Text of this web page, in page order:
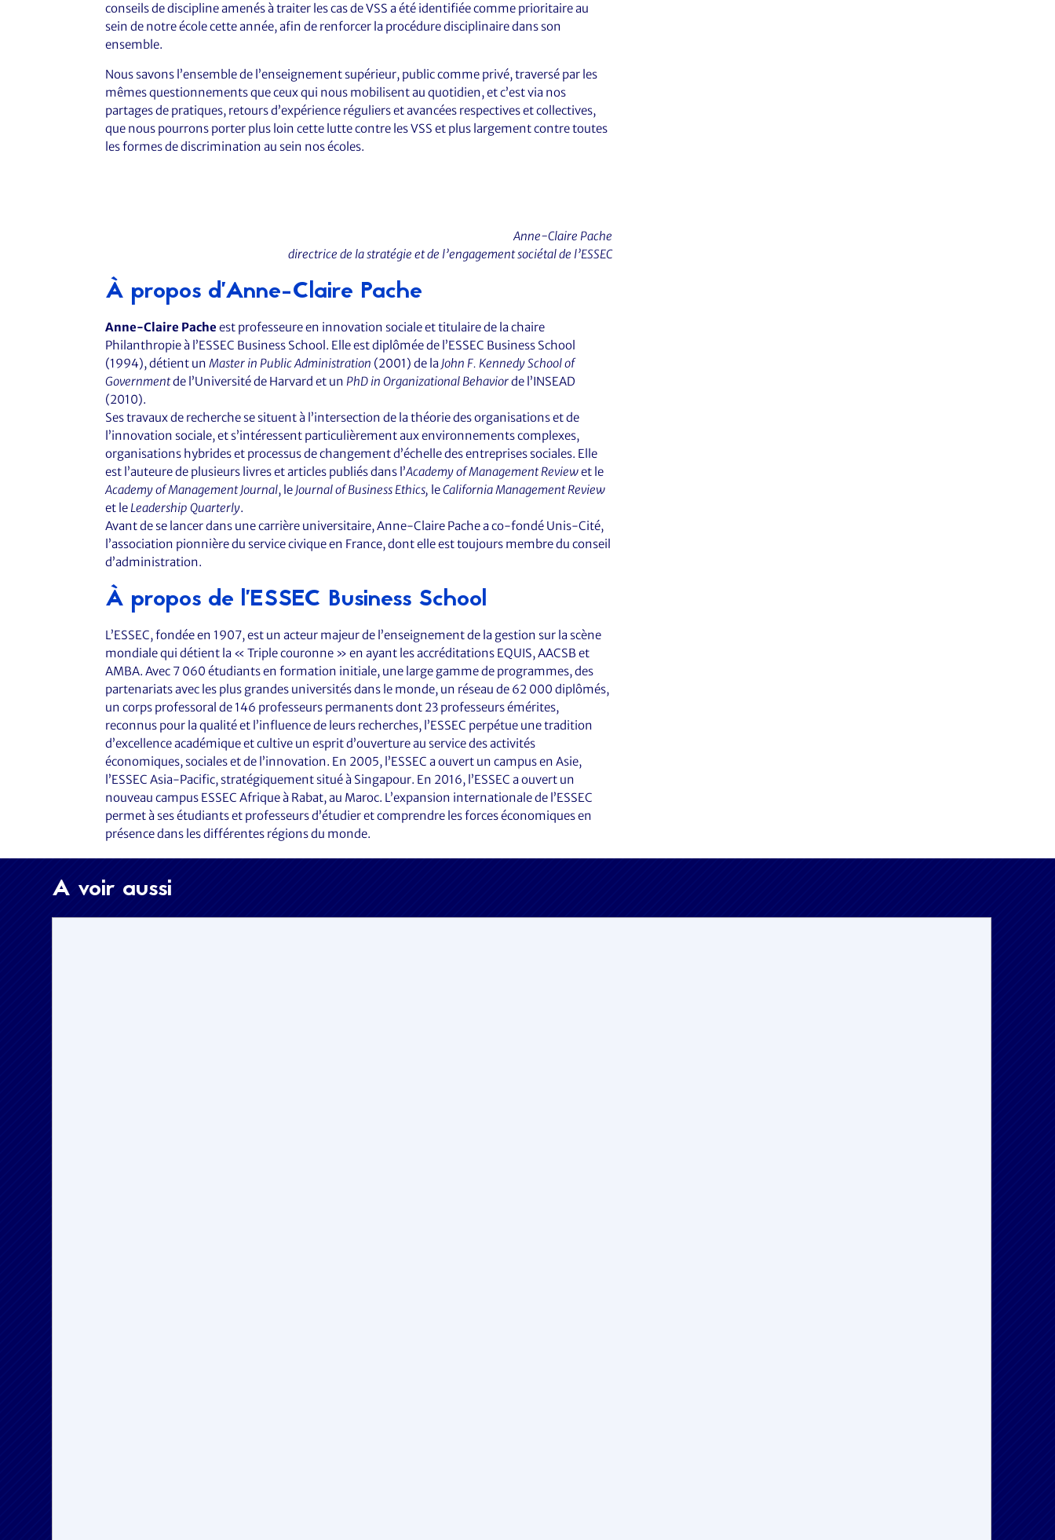
conseils de discipline amenés à traiter les cas de VSS a été identifiée comme prioritaire au
sein de notre école cette année, afin de renforcer la procédure disciplinaire dans son
ensemble.
Nous savons l’ensemble de l’enseignement supérieur, public comme privé, traversé par les
mêmes questionnements que ceux qui nous mobilisent au quotidien, et c’est via nos
partages de pratiques, retours d’expérience réguliers et avancées respectives et collectives,
que nous pourrons porter plus loin cette lutte contre les VSS et plus largement contre toutes
les formes de discrimination au sein nos écoles.
Anne-Claire Pache
directrice de la stratégie et de l’engagement sociétal de l’ESSEC
À propos d’Anne-Claire Pache
Anne-Claire Pache est professeure en innovation sociale et titulaire de la chaire
Philanthropie à l’ESSEC Business School. Elle est diplômée de l’ESSEC Business School
(1994), détient unMaster in Public Administration (2001) de la John F. Kennedy School of
Governmentde l’Université de Harvard et un PhD in Organizational Behaviorde l’INSEAD
(2010).
Ses travaux de recherche se situent à l’intersection de la théorie des organisations et de
l’innovation sociale, et s’intéressent particulièrement aux environnements complexes,
organisations hybrides et processus de changement d’échelle des entreprises sociales. Elle
est l’auteure de plusieurs livres et articles publiés dans l’Academy of Management Reviewet le
Academy of Management Journal, le Journal of Business Ethics, leCalifornia Management Review
et le Leadership Quarterly.
Avant de se lancer dans une carrière universitaire, Anne-Claire Pache a co-fondé Unis-Cité,
l’association pionnière du service civique en France, dont elle est toujours membre du conseil
d’administration.
À propos de l’ESSEC Business School
L’ESSEC, fondée en 1907, est un acteur majeur de l’enseignement de la gestion sur la scène
mondiale qui détient la « Triple couronne » en ayant les accréditations EQUIS, AACSB et
AMBA. Avec 7 060 étudiants en formation initiale, une large gamme de programmes, des
partenariats avec les plus grandes universités dans le monde, un réseau de 62 000 diplômés,
un corps professoral de 146 professeurs permanents dont 23 professeurs émérites,
reconnus pour la qualité et l’influence de leurs recherches, l’ESSEC perpétue une tradition
d’excellence académique et cultive un esprit d’ouverture au service des activités
économiques, sociales et de l’innovation. En 2005, l’ESSEC a ouvert un campus en Asie,
l’ESSEC Asia-Pacific, stratégiquement situé à Singapour. En 2016, l’ESSEC a ouvert un
nouveau campus ESSEC Afrique à Rabat, au Maroc. L’expansion internationale de l’ESSEC
permet à ses étudiants et professeurs d’étudier et comprendre les forces économiques en
présence dans les différentes régions du monde.
A voir aussi